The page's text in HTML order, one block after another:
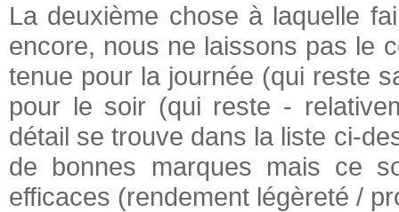
La deuxième chose à laquelle
encore, nous ne laissons pas le
tenue pour la journée (qui reste
pour le soir (qui reste -
détail se trouve dans la liste ci-
de bonnes marques mais ce
efficaces (rendement légèreté /